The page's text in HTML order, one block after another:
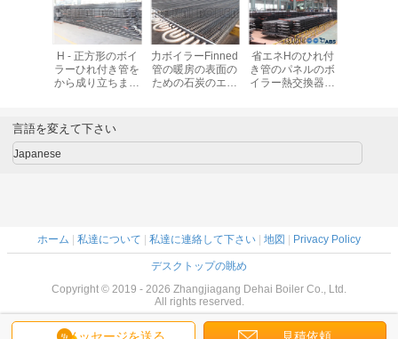
イザを
す
H - 正方形のボイ
ラーひれ付き管を
から成り立ちます
ザ タイプして下さ
い
力ボイラーFinned
管の暖房の表面の
ための石炭のエコ
省エネHのひれ付
き管のパネルのボ
イラー熱交換器の
言語を変えて下さい
Japanese
ホーム | 私達について | 私達に連絡して下さい | 地図 | Privacy Policy
デスクトップの眺め
Copyright © 2019 - 2026 Zhangjiagang Dehai Boiler Co., Ltd.
All rights reserved.